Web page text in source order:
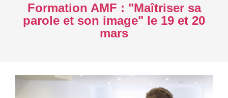
Formation AMF : "Maîtriser sa
parole et son image" le 19 et 20
mars